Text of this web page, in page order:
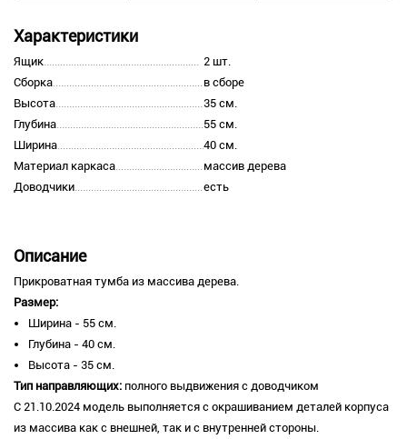
Характеристики
Ящик
2 шт.
Сборка
в сборе
Высота
35 см.
Глубина
55 см.
Ширина
40 см.
Материал каркаса
массив дерева
Доводчики
есть
Описание
Прикроватная тумба из массива дерева.
Размер:
Ширина - 55 см.
Глубина - 40 см.
Высота - 35 см.
Тип направляющих: полного выдвижения с доводчиком
С 21.10.2024 модель выполняется с окрашиванием деталей корпуса
из массива как с внешней, так и с внутренней стороны.